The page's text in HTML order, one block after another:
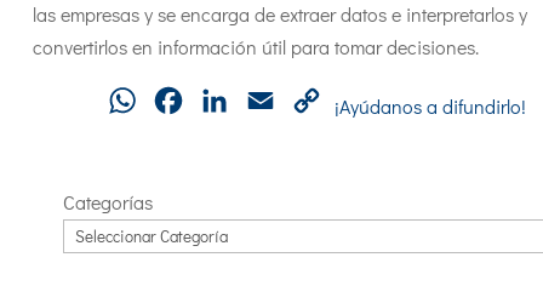
las empresas y se encarga de extraer datos e interpretarlos y
convertirlos en información útil para tomar decisiones.
WhatsAppFacebookLinkedInEmail
Copy
¡Ayúdanos a difundirlo!
Categorías